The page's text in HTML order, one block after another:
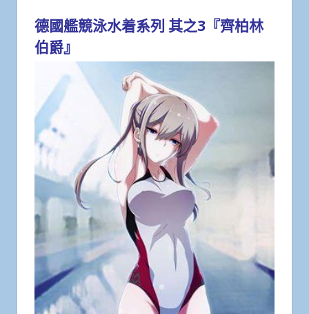
德國艦競泳水着系列 其之3『齊柏林
伯爵』